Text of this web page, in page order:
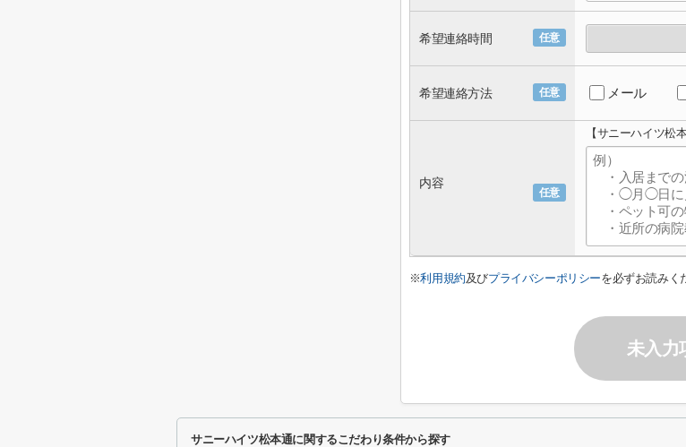
任意
希望連絡時間
任意
希望連絡方法 メール
任意
内容
【サニーハイツ松
※利用規約及びプライバシーポリシーを必ずお読みく
未入力
サニーハイツ松本通に関するこだわり条件から探す